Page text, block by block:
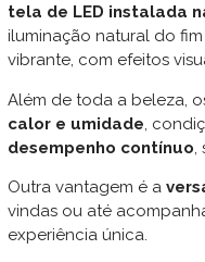
tela de LED instalada
iluminação natural do
vibrante, com efeitos
Além de toda a beleza,
calor e umidade,
desempenho contínuo,
Outra vantagem é a
vindas ou até
experiência única.